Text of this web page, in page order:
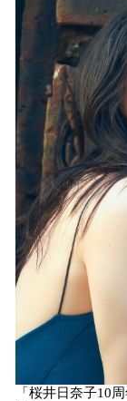
中
「桜井日奈子10